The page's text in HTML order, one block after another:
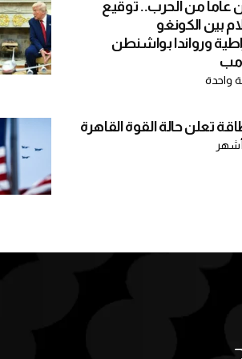
عاما من الحرب.. توقيع
بين الكونغو
ورواندا بواشنطن
واحدة
تعلن حالة القوة القاهرة